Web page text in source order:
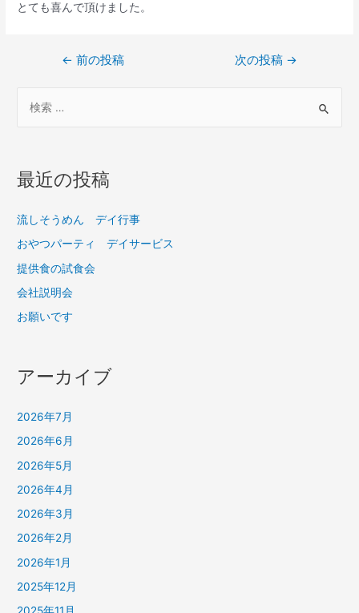
とても喜んで頂けました。
← 前の投稿 次の投稿 →
最近の投稿
流しそうめん デイ行事
おやつパーティ デイサービス
提供食の試食会
会社説明会
お願いです
アーカイブ
2026年7月
2026年6月
2026年5月
2026年4月
2026年3月
2026年2月
2026年1月
2025年12月